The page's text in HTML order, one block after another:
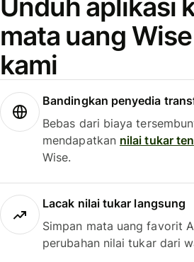
Unduh aplikasi
mata uang
kami
Bandingkan penyedia
Bebas dari biaya
mendapatkan nilai tukar
Wise.
Lacak nilai tukar langsung
Simpan mata uang favorit
perubahan nilai tukar dari